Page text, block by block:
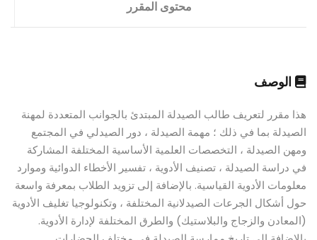
محتوى المقرر
الوصف
هذا مقرر لتعريف طالب الصيدلة المبتدئ بالجوانب المتعددة لمهنة
الصيدلة بما في ذلك ؛ مهمة الصيدلة ، دور الصيدلي في المجتمع
ومهن الصيدلة ، التخصصات العلمية الأساسية المختلفة المشاركة
في دراسة الصيدلة ، تصنيف الأدوية ، تفسير الأخطاء الدوائية وموارد
معلومات الأدوية القياسية. بالإضافة إلى تزويد الطلاب بمعرفة واسعة
حول أشكال الجرعات الصيدلانية المختلفة ، وتكنولوجيا تغليف الأدوية
(المعادن والزجاج والبلاستيك) والطرق المختلفة لإدارة الأدوية.